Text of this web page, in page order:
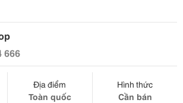
666
Địa điểm
Toàn quốc
Hình thức
Cần bán